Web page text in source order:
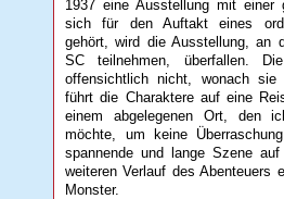
1937 eine Ausstellung mit einer
sich für den Auftakt eines
gehört, wird die Ausstellung, an
SC teilnehmen, überfallen.
offensichtlich nicht, wonach sie
führt die Charaktere auf eine
einem abgelegenen Ort, den
möchte, um keine
spannende und lange Szene
weiteren Verlauf des Abenteuers
Monster.